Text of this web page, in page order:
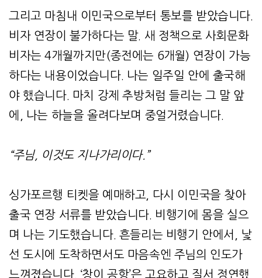
그리고 마침내 이민국으로부터 통보를 받았습니다.
비자 연장이 불가하다는 말. 새 정책으로 사회문화
비자는 4개월까지만(종전에는 6개월) 연장이 가능
하다는 내용이었습니다. 나는 일주일 안에 출국해
야 했습니다. 마치 강제 추방처럼 들리는 그 말 앞
에, 나는 하늘을 올려다보며 중얼거렸습니다.
“주님, 이것도 지나가리이다.”
싱가포르행 티켓을 예매하고, 다시 이민국을 찾아
출국 연장 서류를 받았습니다. 비행기에 몸을 실으
며 나는 기도했습니다. 흔들리는 비행기 안에서, 낯
선 도시에 도착하면서도 마음속엔 주님의 인도가
느껴졌습니다. ‘창이 공항’은 고요하고 질서 정연했